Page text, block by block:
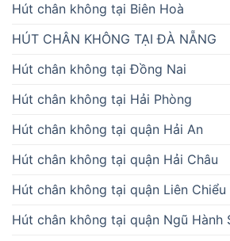
Hút chân không tại Biên Hoà
HÚT CHÂN KHÔNG TẠI ĐÀ NẴNG
Hút chân không tại Đồng Nai
Hút chân không tại Hải Phòng
Hút chân không tại quận Hải An
Hút chân không tại quận Hải Châu
Hút chân không tại quận Liên Chiểu
Hút chân không tại quận Ngũ Hành